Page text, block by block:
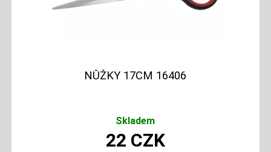
NŮŽKY 17CM 16406
Skladem
22 CZK